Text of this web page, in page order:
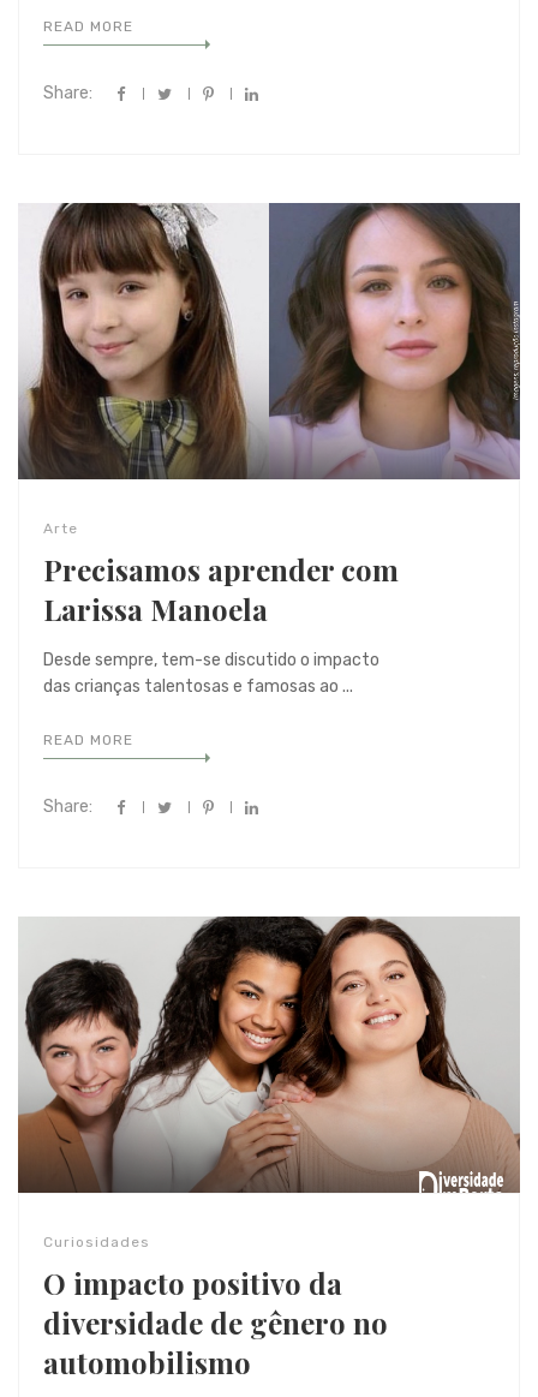
READ MORE
Share:
Arte
Precisamos aprender com
Larissa Manoela
Desde sempre, tem-se discutido o impacto
das crianças talentosas e famosas ao ...
READ MORE
Share:
Curiosidades
O impacto positivo da
diversidade de gênero no
automobilismo